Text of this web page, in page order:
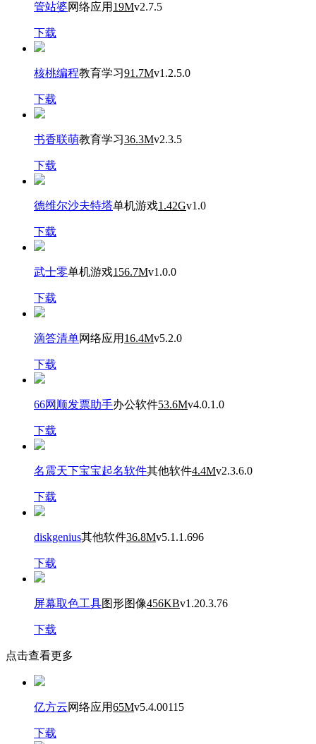
管站婆网络应用 19Mv2.7.5
下载
核桃编程教育学习91.7Mv1.2.5.0
下载
书香联萌教育学习36.3Mv2.3.5
下载
德维尔沙夫特塔单机游戏1.42Gv1.0
下载
武士零单机游戏156.7Mv1.0.0
下载
滴答清单网络应用 16.4Mv5.2.0
下载
66网顺发票助手办公软件53.6Mv4.0.1.0
下载
名震天下宝宝起名软件其他软件4.4Mv2.3.6.0
下载
diskgenius其他软件36.8Mv5.1.1.696
下载
屏幕取色工具图形图像456KBv1.20.3.76
下载
点击查看更多
亿方云网络应用65Mv5.4.00115
下载